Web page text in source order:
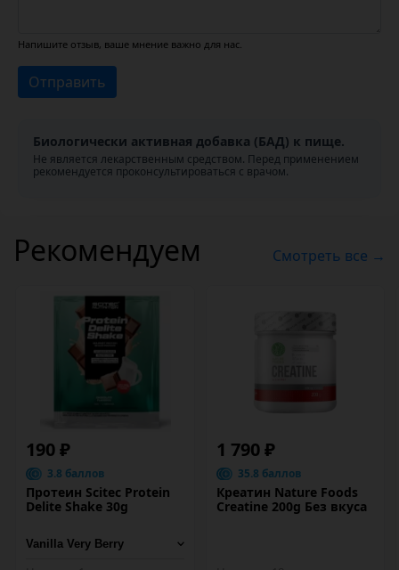
Напишите отзыв, ваше мнение важно для нас.
Отправить
Биологически активная добавка (БАД) к пище.
Не является лекарственным средством. Перед применением
рекомендуется проконсультироваться с врачом.
Рекомендуем Смотреть все →
190 ₽
3.8 баллов
Протеин Scitec Protein
Delite Shake 30g
1 790 ₽
35.8 баллов
Креатин Nature Foods
Creatine 200g Без вкуса